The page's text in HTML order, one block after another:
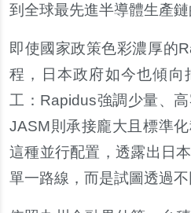
到全球最先進半導體生產鏈
即使國家政策色彩濃厚的
程，日本政府如今也傾向
工：Rapidus強調少量、
JASM則承接龐大且標準化
這種並行配置，透露出日
單一路線，而是試圖透過不